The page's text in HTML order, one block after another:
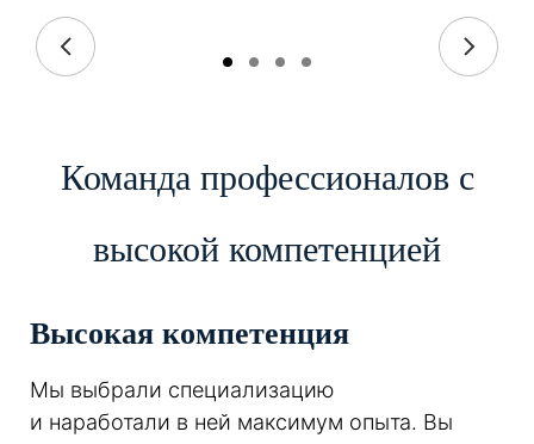
Команда профессионалов с
высокой компетенцией
Высокая компетенция
Мы выбрали специализацию
и наработали в ней максимум опыта. Вы